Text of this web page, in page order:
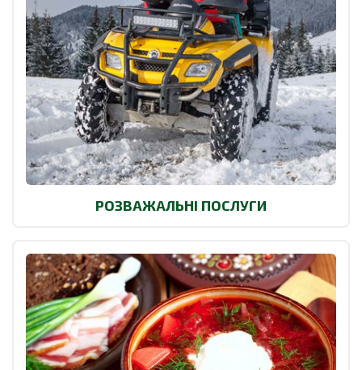
РОЗВАЖАЛЬНІ ПОСЛУГИ